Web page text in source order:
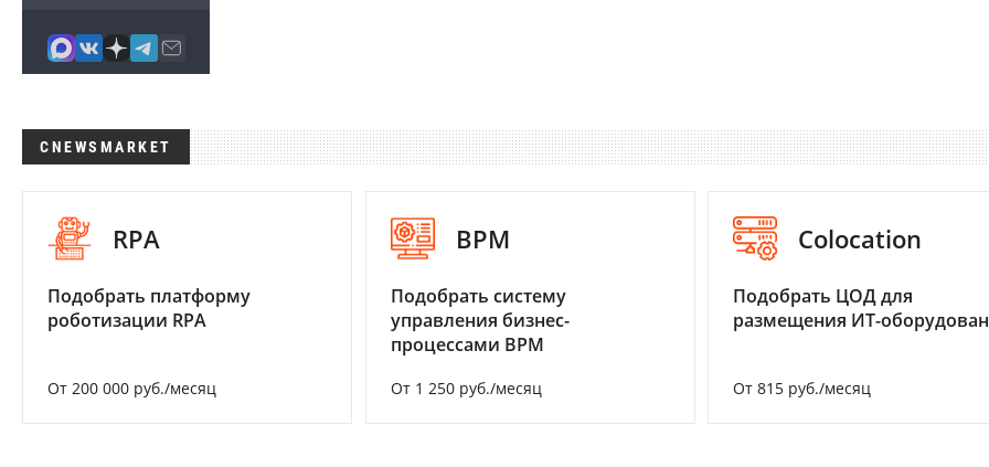
CNEWSMARKET
RPA
Подобрать платформу
роботизации RPA
От 200 000 руб./месяц
BPM
Подобрать систему
управления бизнес-
процессами BPM
От 1 250 руб./месяц
Colocation
Подобрать ЦОД для
размещения ИТ-
От 815 руб./месяц